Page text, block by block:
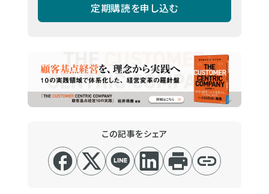
定期購読を申し込む
この記事をシェア